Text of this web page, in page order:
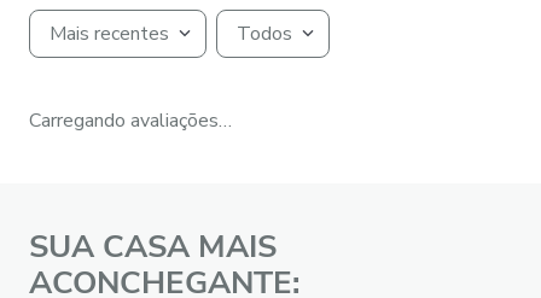
Mais recentes Todos
Carregando avaliações…
SUA CASA MAIS
ACONCHEGANTE: